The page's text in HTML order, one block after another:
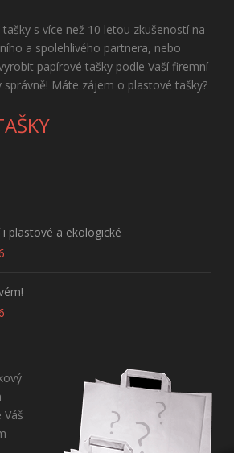
s více než 10 letou zkušeností na
a spolehlivého partnera, nebo
papírové tašky podle Vaší firemní
Máte zájem o plastové tašky?
plastové a ekologické
Váš